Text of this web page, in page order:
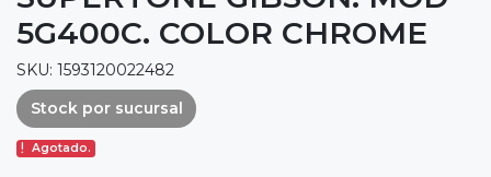
5G400C. COLOR CHROME
SKU: 1593120022482
Stock por sucursal
Agotado.